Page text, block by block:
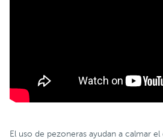
El uso de pezoneras ayudan a calmar